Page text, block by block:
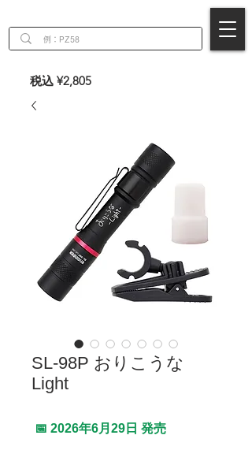
税込 ¥2,805
SL-98P おりこうな
Light
📅 2026年6月29日 発売